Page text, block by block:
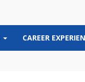
CAREER